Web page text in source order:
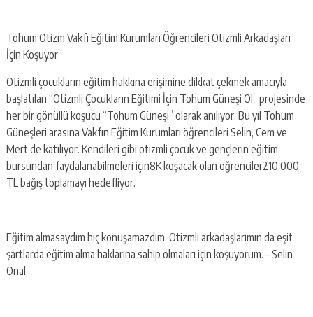
Tohum Otizm Vakfı Eğitim Kurumları Öğrencileri Otizmli Arkadaşları
İçin Koşuyor
Otizmli çocukların eğitim hakkına erişimine dikkat çekmek amacıyla
başlatılan “Otizmli Çocukların Eğitimi İçin Tohum Güneşi Ol” projesinde
her bir gönüllü koşucu “Tohum Güneşi” olarak anılıyor. Bu yıl Tohum
Güneşleri arasına Vakfın Eğitim Kurumları öğrencileri Selin, Cem ve
Mert de katılıyor. Kendileri gibi otizmli çocuk ve gençlerin eğitim
bursundan faydalanabilmeleri için8K koşacak olan öğrenciler210.000
TL bağış toplamayı hedefliyor.
Eğitim almasaydım hiç konuşamazdım. Otizmli arkadaşlarımın da eşit
şartlarda eğitim alma haklarına sahip olmaları için koşuyorum. – Selin
Önal